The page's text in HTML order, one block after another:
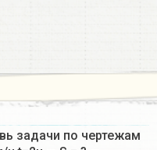
задачи по чертежам